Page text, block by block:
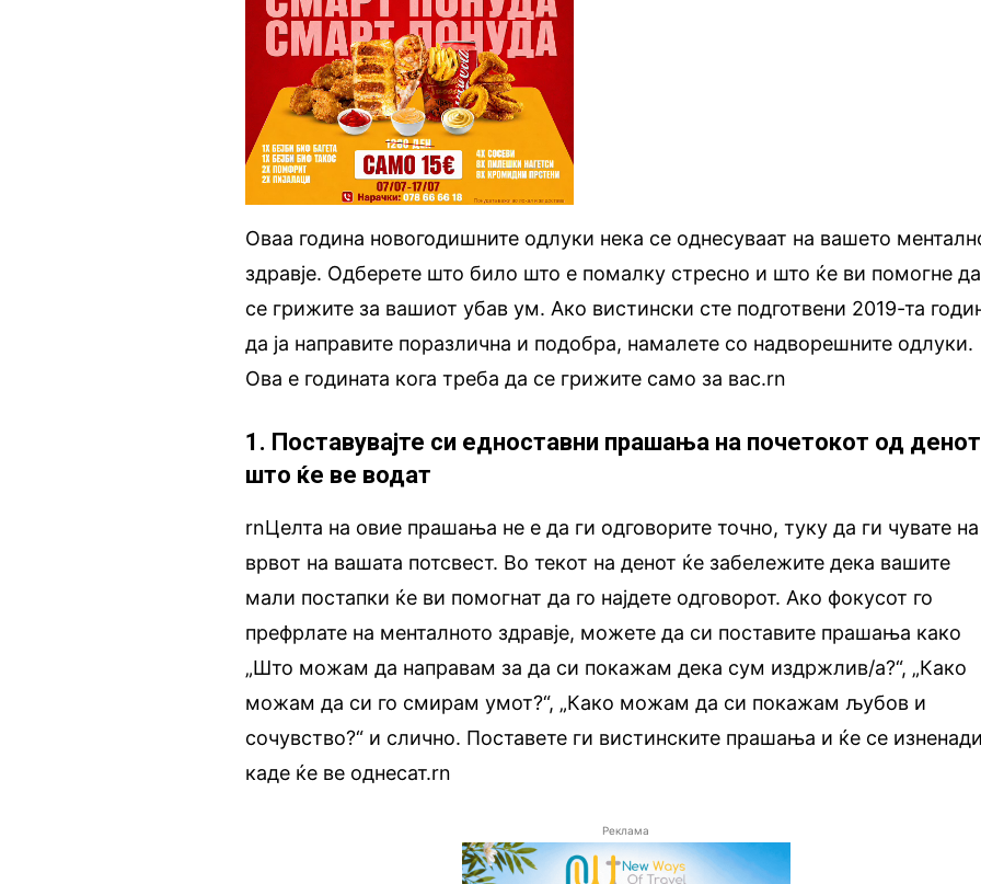
Оваа година новогодишните одлуки нека се однесуваат на вашето
здравје. Одберете што било што е помалку стресно и што ќе ви помогне да
се грижите за вашиот убав ум. Ако вистински сте подготвени 2019-та
да ја направите поразлична и подобра, намалете со надворешните одлуки.
Ова е годината кога треба да се грижите само за вас.rn
1. Поставувајте си едноставни прашања на почетокот од денот
што ќе ве водат
rnЦелта на овие прашања не е да ги одговорите точно, туку да ги чувате на
врвот на вашата потсвест. Во текот на денот ќе забележите дека вашите
мали постапки ќе ви помогнат да го најдете одговорот. Ако фокусот го
префрлате на менталното здравје, можете да си поставите прашања како
„Што можам да направам за да си покажам дека сум издржлив/а?“, „Како
можам да си го смирам умот?“, „Како можам да си покажам љубов и
сочувство?“ и слично. Поставете ги вистинските прашања и ќе се
каде ќе ве однесат.rn
Реклама